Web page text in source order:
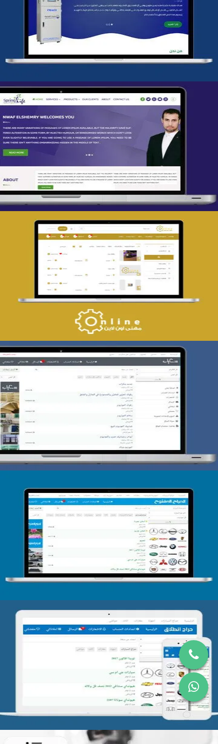
شركة قنوات التحليه
التفاصيل
تصميم spring life
تصميم حراج مهنى
التفاصيل
تصميم حراج سكراب
التفاصيل
تصميم الحراج الدولى
تصميم موقع حراج